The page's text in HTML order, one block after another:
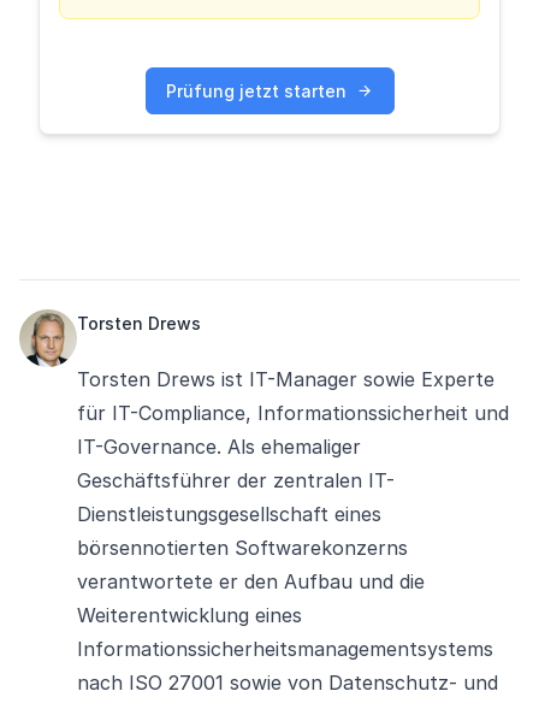
Prüfung jetzt starten
Torsten Drews
Torsten Drews ist IT-Manager sowie Experte
für IT-Compliance, Informationssicherheit und
IT-Governance. Als ehemaliger
Geschäftsführer der zentralen IT-
Dienstleistungsgesellschaft eines
börsennotierten Softwarekonzerns
verantwortete er den Aufbau und die
Weiterentwicklung eines
Informationssicherheitsmanagementsystems
nach ISO 27001 sowie von Datenschutz- und